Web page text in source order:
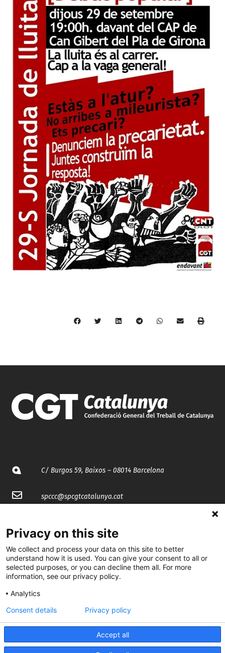
C/ Burgos 59, Baixos – 08014 Barcelona
spccc@spcgtcatalunya.cat
@CGTCatalunya
cgtcatalunya
cgtcatalunya
Privacy on this site
We collect and process your data on this site to better
understand how it is used. You can give your consent to all or
selected purposes, or you can decline them all. For more
information, see our privacy policy.
Analytics
Accept all
Consent details Privacy policy